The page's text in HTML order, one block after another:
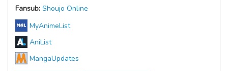
Fansub: Shoujo Online
MyAnimeList
AniList
MangaUpdates